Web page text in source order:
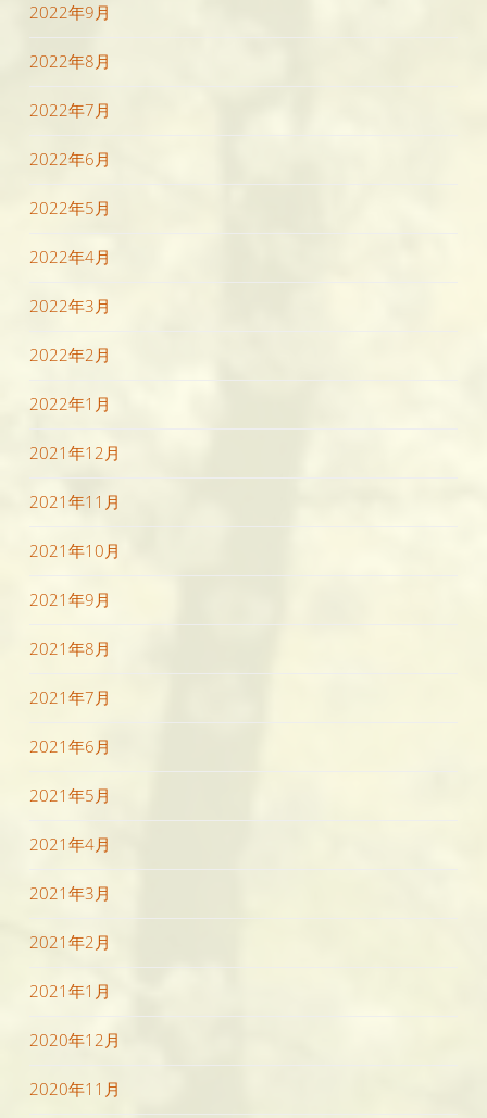
2022年9月
2022年8月
2022年7月
2022年6月
2022年5月
2022年4月
2022年3月
2022年2月
2022年1月
2021年12月
2021年11月
2021年10月
2021年9月
2021年8月
2021年7月
2021年6月
2021年5月
2021年4月
2021年3月
2021年2月
2021年1月
2020年12月
2020年11月